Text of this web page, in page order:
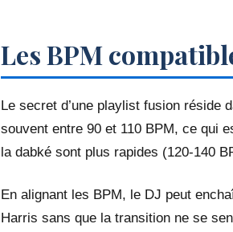
Les BPM
Le secret d’une playlist fusion réside
souvent entre 90 et 110 BPM, ce qui
la dabké sont plus rapides (120-140
En alignant les BPM, le DJ peut
Harris sans que la transition ne se